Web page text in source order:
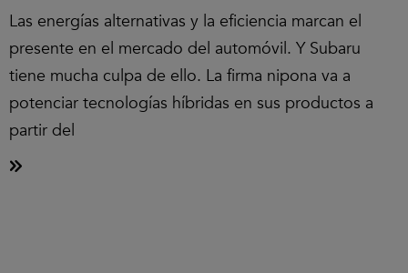
Las energías alternativas y la eficiencia marcan el
presente en el mercado del automóvil. Y Subaru
tiene mucha culpa de ello. La firma nipona va a
potenciar tecnologías híbridas en sus productos a
partir del